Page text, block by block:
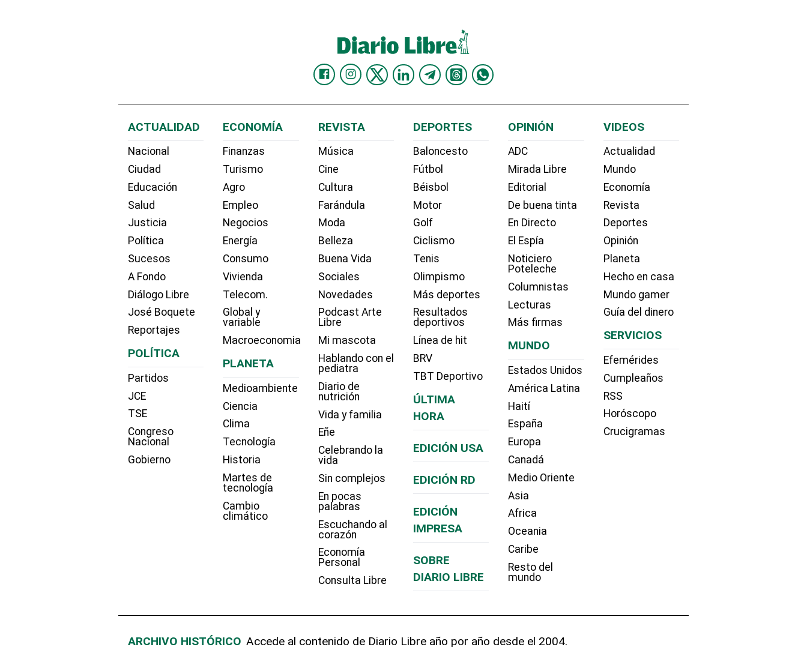
ACTUALIDAD
Nacional
Ciudad
Educación
Salud
Justicia
Política
Sucesos
A Fondo
Diálogo Libre
José Boquete
Reportajes
POLÍTICA
Partidos
JCE
TSE
Congreso
Nacional
Gobierno
ECONOMÍA
Finanzas
Turismo
Agro
Empleo
Negocios
Energía
Consumo
Vivienda
Telecom.
Global y
variable
Macroeconomia
PLANETA
Medioambiente
Ciencia
Clima
Tecnología
Historia
Martes de
tecnología
Cambio
climático
REVISTA
Música
Cine
Cultura
Farándula
Moda
Belleza
Buena Vida
Sociales
Novedades
Podcast Arte
Libre
Mi mascota
Hablando con el
pediatra
Diario de
nutrición
Vida y familia
Eñe
Celebrando la
vida
Sin complejos
En pocas
palabras
Escuchando al
corazón
Economía
Personal
Consulta Libre
DEPORTES
Baloncesto
Fútbol
Béisbol
Motor
Golf
Ciclismo
Tenis
Olimpismo
Más deportes
Resultados
deportivos
Línea de hit
BRV
TBT Deportivo
ÚLTIMA
HORA
EDICIÓN USA
EDICIÓN RD
EDICIÓN
IMPRESA
SOBRE
DIARIO LIBRE
OPINIÓN
ADC
Mirada Libre
Editorial
De buena tinta
En Directo
El Espía
Noticiero
Poteleche
Columnistas
Lecturas
Más firmas
MUNDO
Estados Unidos
América Latina
Haití
España
Europa
Canadá
Medio Oriente
Asia
Africa
Oceania
Caribe
Resto del
mundo
VIDEOS
Actualidad
Mundo
Economía
Revista
Deportes
Opinión
Planeta
Hecho en casa
Mundo gamer
Guía del dinero
SERVICIOS
Efemérides
Cumpleaños
RSS
Horóscopo
Crucigramas
ARCHIVO HISTÓRICO Accede al contenido de Diario Libre año por año desde el 2004.